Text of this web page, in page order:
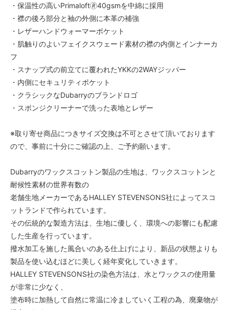
・保温性の高いPrimaloft🄬40gsmを中綿に採用
・襟の後ろ部分と袖の外側に本革の補強
・レザーハンドウォーマーポケット
・肌触りのよいフェイクスウェード素材の襟の内側とインナーカ
フ
・スナップ式の前立てに覆われたYKKの2WAYジッパー
・内側にセキュリティポケット
・クラシックなDubarryのブランドロゴ
・スポンジクリーナーで洗った表地とレザー
※取り寄せ商品につきサイズ交換は不可とさせて頂いております
ので、事前に十分にご確認の上、ご予約願います。
Dubarryのワックスコットン製品の生地は、ワックスコットンと
耐候性素材の世界有数の
老舗生地メーカーであるHALLEY STEVENSONS社によってスコ
ットランドで作られています。
その伝統的な製造方法は、生地に優しく、環境への影響にも配慮
した生産を行っています。
撥水加工を施した風合いのある仕上げにより、新品の状態よりも
製品を使い込むほどに美しく経年変化していきます。
HALLEY STEVENSONS社の染色方法は、水とワックスの使用量
が非常に少なく、
塗布時に加熱して自然に常温に冷ましていく工程の為、廃棄物が